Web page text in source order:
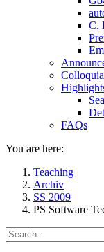
C.
Colloquia
FAQs
You are here:
Teaching
Archiv
SS 2009
PS Software